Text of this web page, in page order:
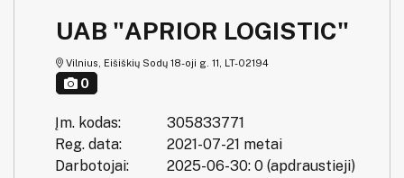
UAB "APRIOR LOGISTIC"
Vilnius, Eišiškių Sodų 18-oji g. 11, LT-02194
0
Įm. kodas:
305833771
Reg. data:
2021-07-21 metai
Darbotojai:
2025-06-30: 0 (apdraustieji)